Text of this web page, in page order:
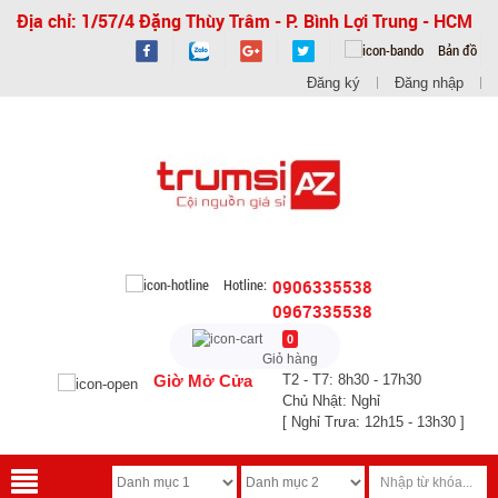
Địa chỉ: 1/57/4 Đặng Thùy Trâm - P. Bình Lợi Trung - HCM
Bản đồ
Đăng ký Đăng nhập
Hotline: 0906335538
0967335538
0
Giỏ hàng
Giờ Mở Cửa
T2 - T7: 8h30 - 17h30
Chủ Nhật: Nghỉ
[ Nghỉ Trưa: 12h15 - 13h30 ]